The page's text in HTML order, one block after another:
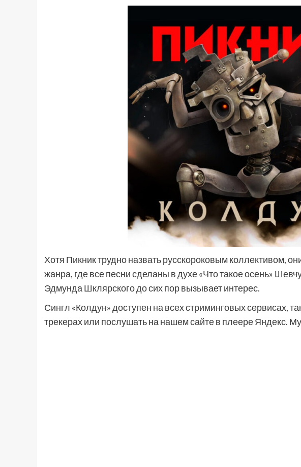
Хотя Пикник трудно назвать русскороковым коллективом,
жанра, где все песни сделаны в духе «Что такое осень»
Эдмунда Шклярского до сих пор вызывает интерес.
Сингл «Колдун» доступен на всех стриминговых сервисах,
трекерах или послушать на нашем сайте в плеере Яндекс.